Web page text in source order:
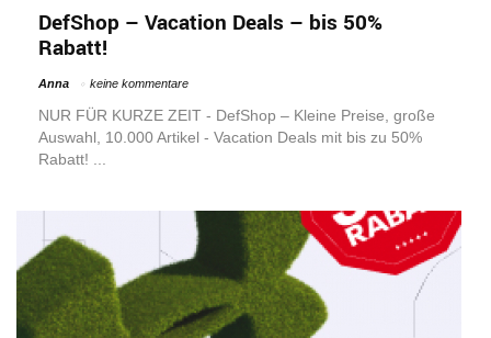
DefShop – Vacation Deals – bis 50%
Rabatt!
Anna keine kommentare
NUR FÜR KURZE ZEIT - DefShop – Kleine Preise, große
Auswahl, 10.000 Artikel - Vacation Deals mit bis zu 50%
Rabatt! ...